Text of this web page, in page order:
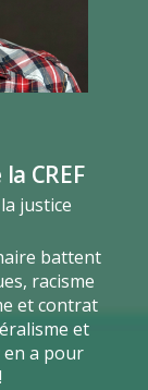
CREF
justice
battent
racisme
et contrat
et
en a pour